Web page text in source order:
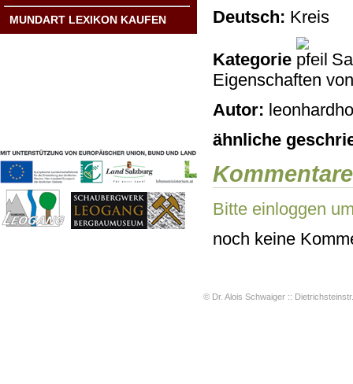
MUNDART LEXIKON KAUFEN Deutsch: Kreis
Kategorie
Eigenschaften
Autor:
ähnliche
Kommentare
Bitte einloggen
noch keine
© Dr. Alois Schwaiger ::